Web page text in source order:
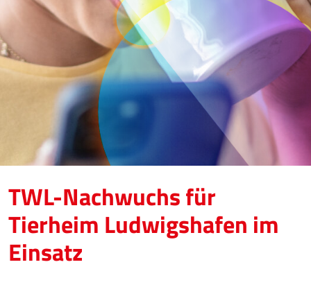
TWL-Nachwuchs für
Tierheim Ludwigshafen im
Einsatz